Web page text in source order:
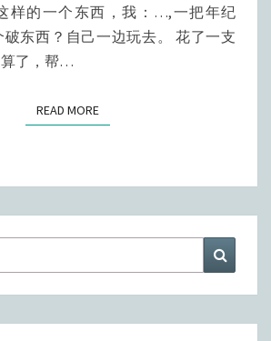
求
解，
现
样的一个东西，我：…,一把年纪
东西？自己一边玩去。 花了一支
了，帮…
READ MOREREAD MORE